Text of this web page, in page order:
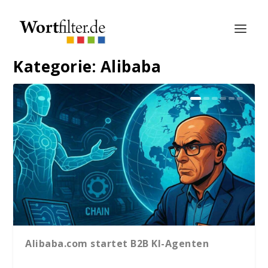
Kategorie: Alibaba
Alibaba.com startet B2B KI-Agenten